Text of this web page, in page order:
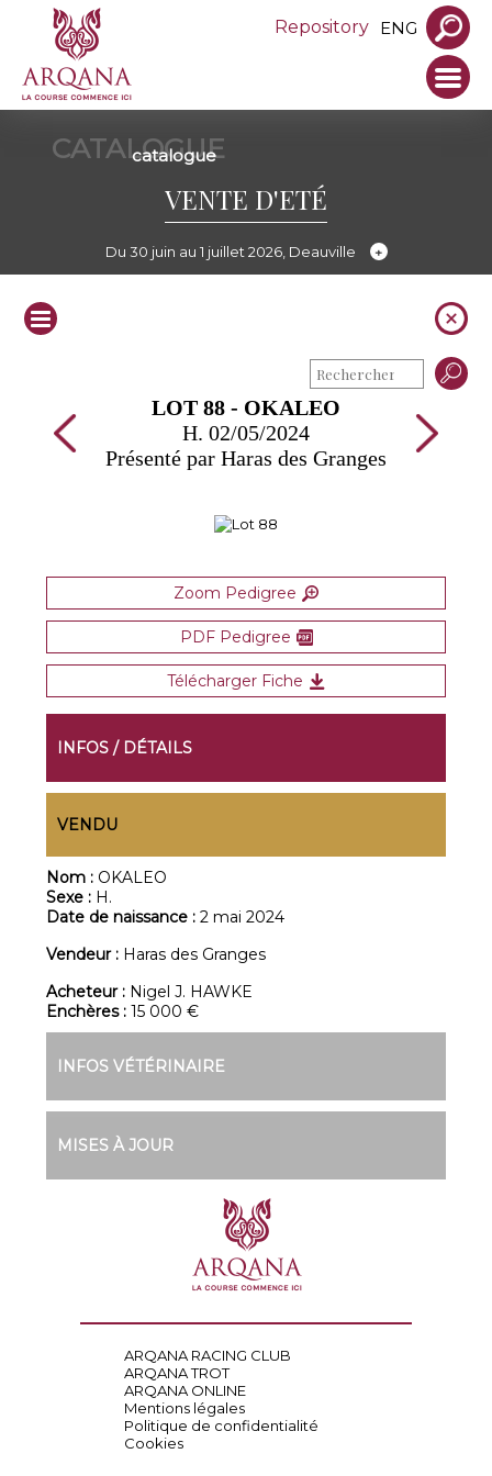
Repository ENG
CATALOGUE
catalogue
VENTE D'ETÉ
Du 30 juin au 1 juillet 2026, Deauville
LOT 88 - OKALEO
H. 02/05/2024
Présenté par Haras des Granges
Zoom Pedigree
PDF Pedigree
Télécharger Fiche
INFOS / DÉTAILS
VENDU
Nom : OKALEO
Sexe : H.
Date de naissance :2 mai 2024
Vendeur : Haras des Granges
Acheteur : Nigel J. HAWKE
Enchères :15 000 €
INFOS VÉTÉRINAIRE
MISES À JOUR
ARQANA RACING CLUB
ARQANA TROT
ARQANA ONLINE
Mentions légales
Politique de confidentialité
Cookies